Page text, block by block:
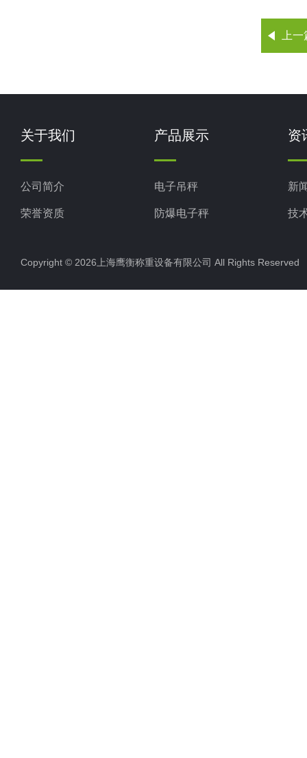
上
关于我们
公司简介
荣誉资质
产品展示
电子吊秤
防爆电子秤
电子汽车衡
电子天平
资
新
技
Copyright © 2026上海鹰衡称重设备有限公司 All Rights